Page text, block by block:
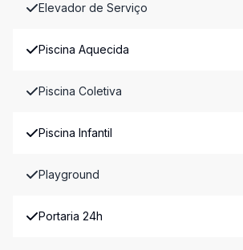
Elevador de Serviço
Piscina Aquecida
Piscina Coletiva
Piscina Infantil
Playground
Portaria 24h